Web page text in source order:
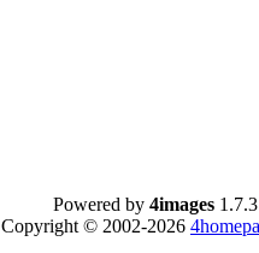
Powered by 4images1.7.3
Copyright © 2002-2026